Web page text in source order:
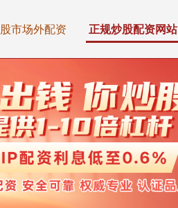
股市场外配资 正规炒股配资网站